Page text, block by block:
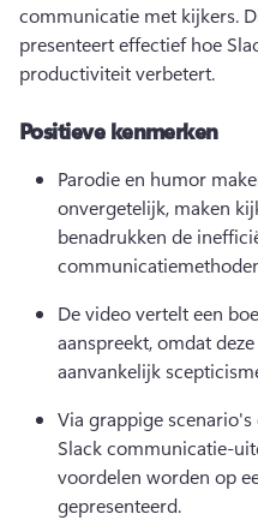
communicatie met kijkers.
presenteert effectief hoe
productiviteit verbetert.
Positieve kenmerken
Parodie en humor
onvergetelijk, maken
benadrukken de
De video vertelt een
aanspreekt, omdat
aanvankelijk
Via grappige
Slack communicatie-
voordelen worden op
gepresenteerd.